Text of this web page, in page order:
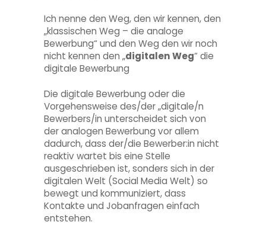
Ich nenne den Weg, den wir kennen, den
„klassischen Weg – die analoge
Bewerbung“ und den Weg den wir noch
nicht kennen den „digitalen Weg“ die
digitale Bewerbung
Die digitale Bewerbung oder die
Vorgehensweise des/der „digitale/n
Bewerbers/in unterscheidet sich von
der analogen Bewerbung vor allem
dadurch, dass der/die Bewerber:in nicht
reaktiv wartet bis eine Stelle
ausgeschrieben ist, sonders sich in der
digitalen Welt (Social Media Welt) so
bewegt und kommuniziert, dass
Kontakte und Jobanfragen einfach
entstehen.